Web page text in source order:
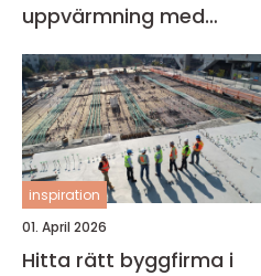
uppvärmning med
pellets
inspiration
01. April 2026
Hitta rätt byggfirma i